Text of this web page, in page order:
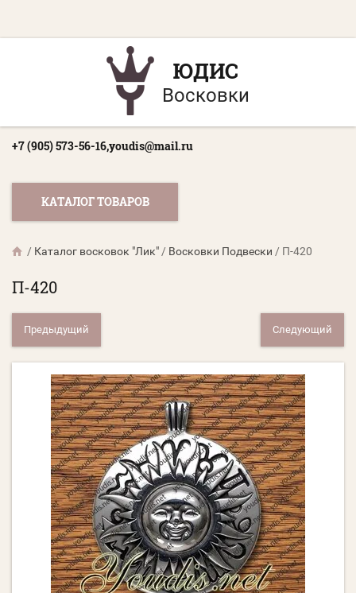
ЮДИС
Восковки
+7 (905) 573-56-16,youdis@mail.ru
КАТАЛОГ ТОВАРОВ
/ Каталог восковок "Лик" / Восковки Подвески / П-420
П-420
Предыдущий Следующий